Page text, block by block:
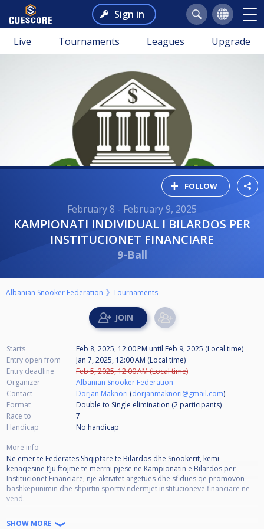
Sign in
Live Tournaments Leagues Upgrade
FOLLOW
February 8 - February 9, 2025
KAMPIONATI INDIVIDUAL I BILARDOS PER
INSTITUCIONET FINANCIARE
9-Ball
Albanian Snooker Federation Tournaments
Starts Feb 8, 2025, 12:00 PM until Feb 9, 2025 (Local time)
Entry open from
Jan 7, 2025, 12:00 AM (Local time)
Entry deadline
Feb 5, 2025, 12:00 AM (Local time)
Organizer
Albanian Snooker Federation
Contact
Dorjan Maknori (dorjanmaknori@gmail.com)
Format
Double to Single elimination (2 participants)
Race to
7
Handicap
No handicap
More info
Në emër të Federatës Shqiptare të Bilardos dhe Snookerit, kemi
kënaqësinë t’ju ftojmë të merrni pjesë në Kampionatin e Bilardos për
Institucionet Financiare, një aktivitet argëtues dhe sfidues që promovon
bashkëpunimin dhe shpirtin sportiv ndërmjet institucioneve financiare në
vend.
Detajet e Eventit:
SHOW MORE